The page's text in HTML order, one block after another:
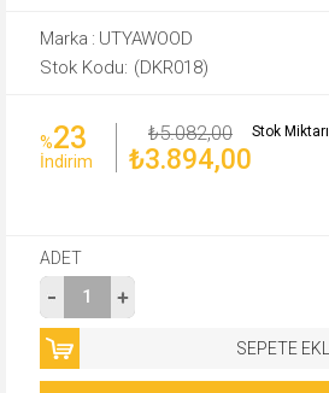
Marka : UTYAWOOD
(DKR018)
%23
İndirim
₺5.082,00
₺3.894,00
Stok Miktarı
ADET